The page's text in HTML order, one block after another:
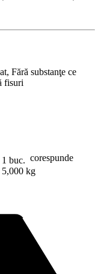
Fără substanţe ce
fisuri
1 buc. corespunde
5,000 kg